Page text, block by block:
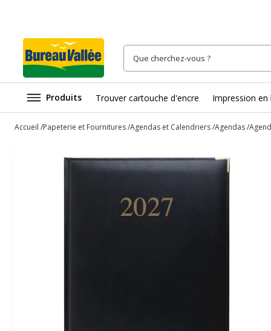
Produits Trouver cartouche d'encre Impression en
Accueil Papeterie et Fournitures Agendas et Calendriers Agendas